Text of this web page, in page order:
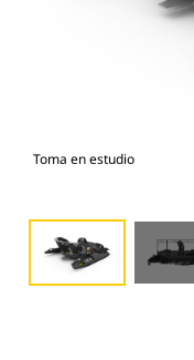
Toma en estudio